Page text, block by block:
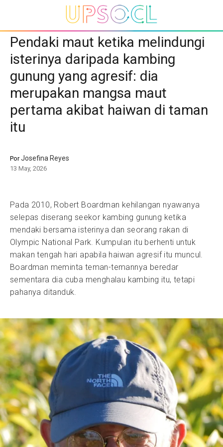
Pendaki maut ketika melindungi
isterinya daripada kambing
gunung yang agresif: dia
merupakan mangsa maut
pertama akibat haiwan di taman
itu
PorJosefina Reyes
13 May, 2026
Pada 2010, Robert Boardman kehilangan nyawanya
selepas diserang seekor kambing gunung ketika
mendaki bersama isterinya dan seorang rakan di
Olympic National Park. Kumpulan itu berhenti untuk
makan tengah hari apabila haiwan agresif itu muncul.
Boardman meminta teman-temannya beredar
sementara dia cuba menghalau kambing itu, tetapi
pahanya ditanduk.